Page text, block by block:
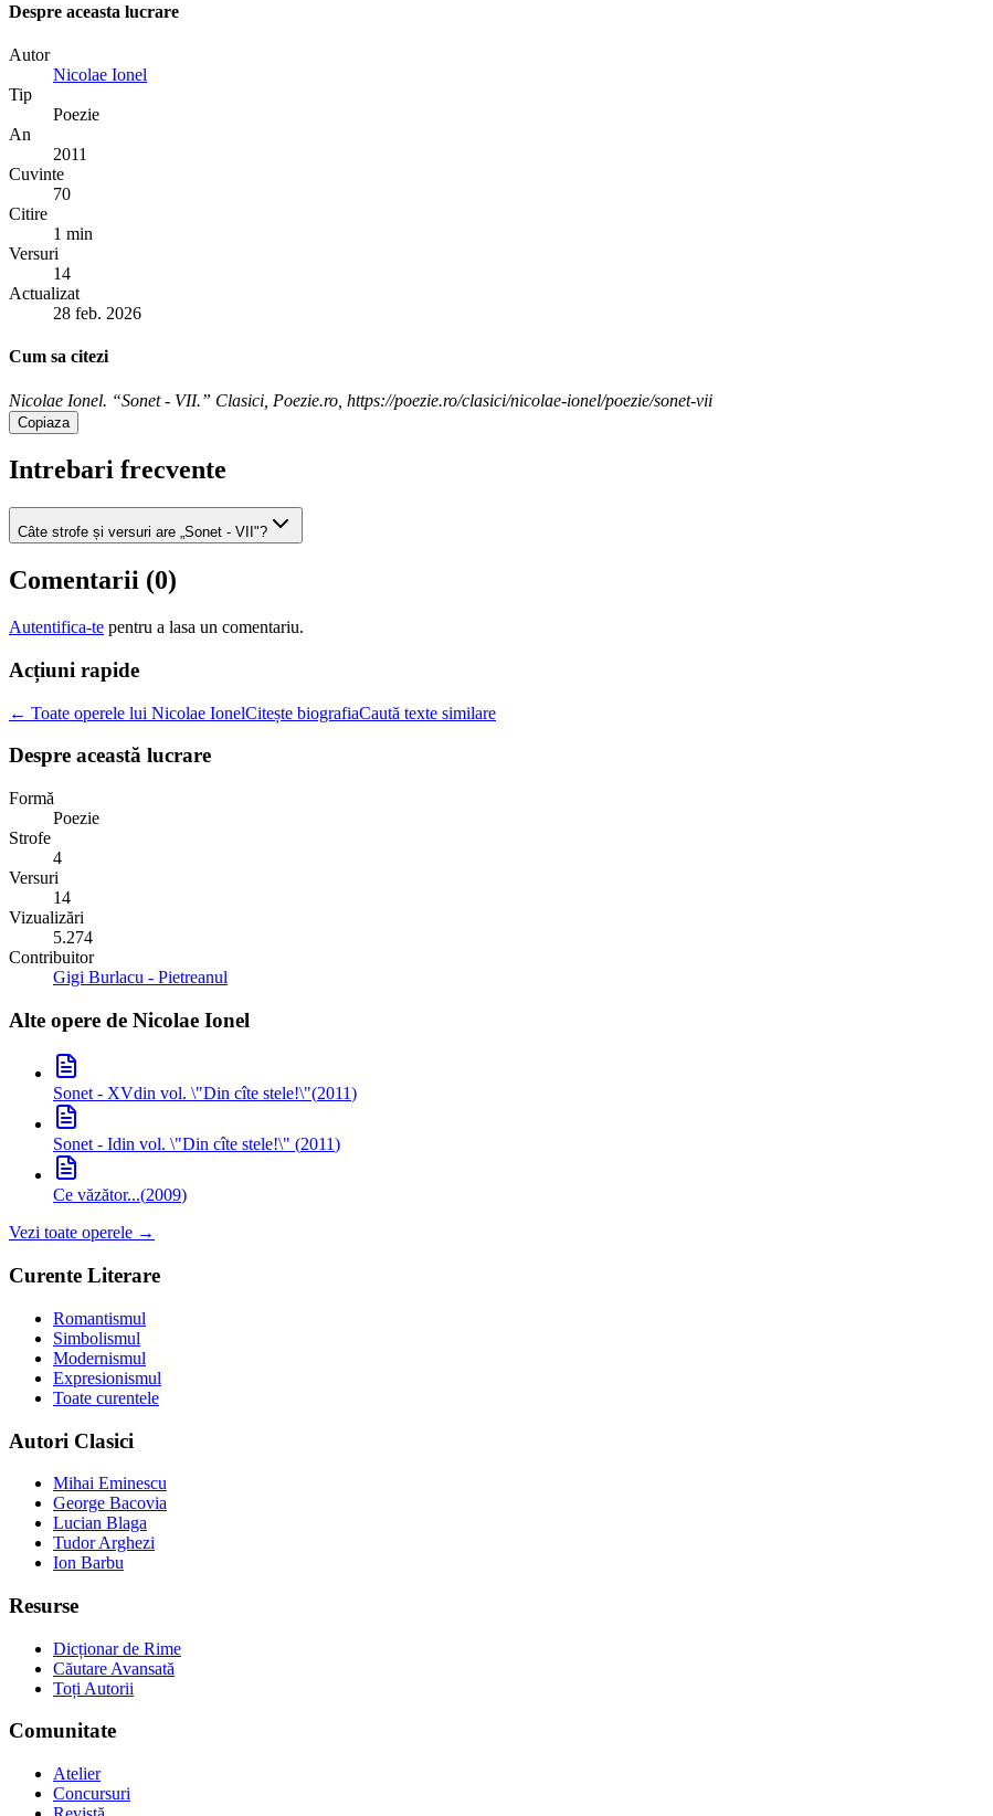
Despre aceasta lucrare
Autor
Nicolae Ionel
Tip
Poezie
An
2011
Cuvinte
70
Citire
1 min
Versuri
14
Actualizat
28 feb. 2026
Cum sa citezi
Nicolae Ionel. “Sonet - VII.” Clasici, Poezie.ro, https://poezie.ro/clasici/nicolae-ionel/poezie/sonet-vii
Copiaza
Intrebari frecvente
Câte strofe și versuri are „Sonet - VII"?
Comentarii (0)
Autentifica-te pentru a lasa un comentariu.
Acțiuni rapide
← Toate operele lui Nicolae IonelCitește biografiaCaută texte similare
Despre această lucrare
Formă
Poezie
Strofe
4
Versuri
14
Vizualizări
5.274
Contribuitor
Gigi Burlacu - Pietreanul
Alte opere de Nicolae Ionel
Sonet - XVdin vol. \"Din cîte stele!\"(2011)
Sonet - Idin vol. \"Din cîte stele!\" (2011)
Ce văzător...(2009)
Vezi toate operele →
Curente Literare
Romantismul
Simbolismul
Modernismul
Expresionismul
Toate curentele
Autori Clasici
Mihai Eminescu
George Bacovia
Lucian Blaga
Tudor Arghezi
Ion Barbu
Resurse
Dicționar de Rime
Căutare Avansată
Toți Autorii
Comunitate
Atelier
Concursuri